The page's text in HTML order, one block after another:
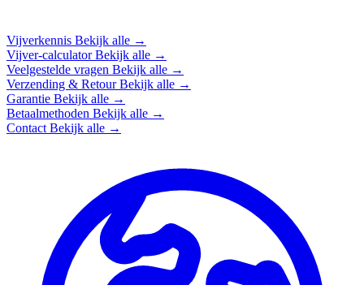
Vijverkennis Bekijk alle →
Vijver-calculatorBekijk alle →
Veelgestelde vragen Bekijk alle →
Verzending & RetourBekijk alle →
Garantie Bekijk alle →
Betaalmethoden Bekijk alle →
Contact Bekijk alle →